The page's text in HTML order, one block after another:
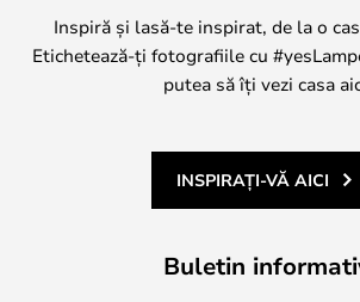
Inspiră și lasă-te inspirat, de la o
Etichetează-ți fotografiile cu
putea să îți vezi casa
INSPIRAȚI-VĂ AICI
Buletin